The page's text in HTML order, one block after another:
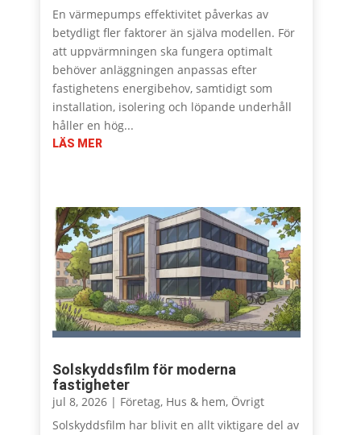
En värmepumps effektivitet påverkas av
betydligt fler faktorer än själva modellen. För
att uppvärmningen ska fungera optimalt
behöver anläggningen anpassas efter
fastighetens energibehov, samtidigt som
installation, isolering och löpande underhåll
håller en hög...
LÄS MER
Solskyddsfilm för moderna
fastigheter
jul 8, 2026| Företag, Hus & hem, Övrigt
Solskyddsfilm har blivit en allt viktigare del av